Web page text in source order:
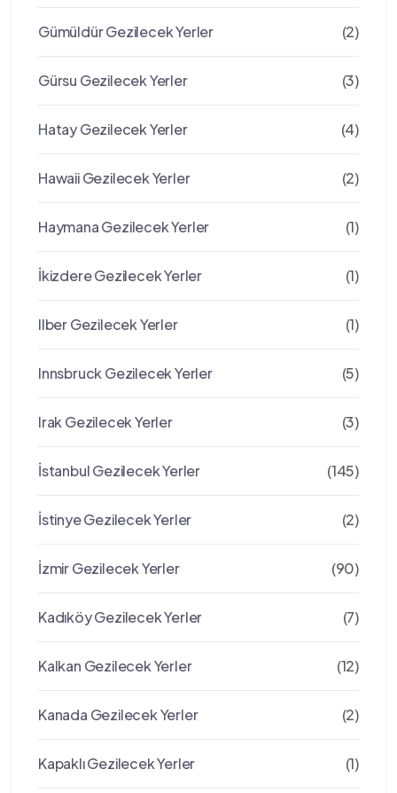
Gümüldür Gezilecek Yerler (2)
Gürsu Gezilecek Yerler (3)
Hatay Gezilecek Yerler (4)
Hawaii Gezilecek Yerler (2)
Haymana Gezilecek Yerler (1)
İkizdere Gezilecek Yerler (1)
Ilber Gezilecek Yerler (1)
Innsbruck Gezilecek Yerler (5)
Irak Gezilecek Yerler (3)
İstanbul Gezilecek Yerler (145)
İstinye Gezilecek Yerler (2)
İzmir Gezilecek Yerler (90)
Kadıköy Gezilecek Yerler (7)
Kalkan Gezilecek Yerler (12)
Kanada Gezilecek Yerler (2)
Kapaklı Gezilecek Yerler (1)